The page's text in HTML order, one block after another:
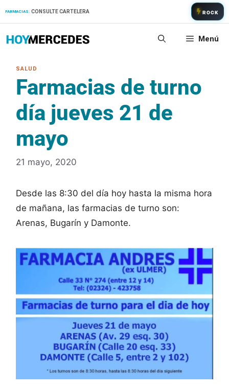
FARMACIAS: CONSULTE CARTELERA ROCK
Menú
Farmacias de turno
día jueves 21 de
mayo
21 mayo, 2020
Desde las 8:30 del día hoy hasta la misma hora
de mañana, las farmacias de turno son:
Arenas, Bugarín y Damonte.